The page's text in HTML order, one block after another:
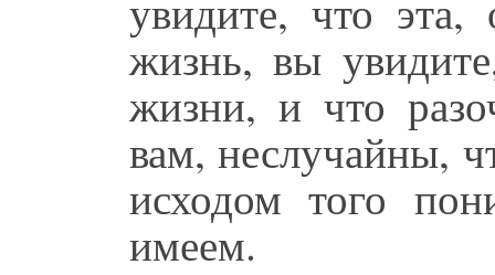
увидите, что эта,
жизнь, вы
жизни, и что
вам, неслучайны,
исходом того
имеем.